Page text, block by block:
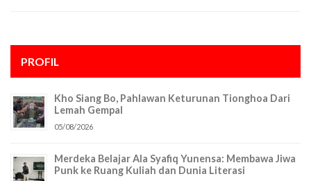
PROFIL
Kho Siang Bo, Pahlawan Keturunan Tionghoa Dari
Lemah Gempal
05/08/2026
Merdeka Belajar Ala Syafiq Yunensa: Membawa Jiwa
Punk ke Ruang Kuliah dan Dunia Literasi